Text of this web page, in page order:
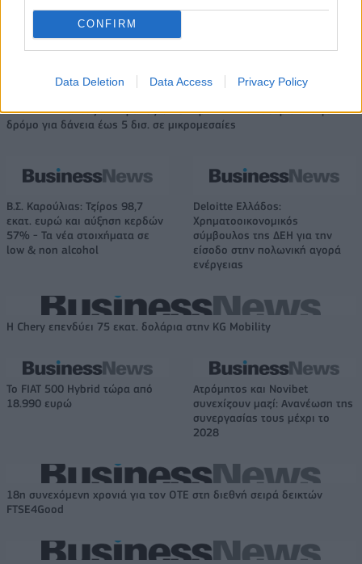
CONFIRM
Data Deletion Data Access Privacy Policy
Σασλόγλου: «Ξεχνάμε ό,τι έγινε
και προχωράμε»
ημιτελικό με τη Νορβηγία
Ελληνική Αναπτυξιακή Τράπεζα: Με «προίκα» 2 δισ. ευρώ ανοίγει
δρόμο για δάνεια έως 5 δισ. σε μικρομεσαίες
Β.Σ. Καρούλιας: Τζίρος 98,7
εκατ. ευρώ και αύξηση κερδών
57% - Τα νέα στοιχήματα σε
low & non alcohol
Deloitte Ελλάδος:
Χρηματοοικονομικός
σύμβουλος της ΔΕΗ για την
είσοδο στην πολωνική αγορά
ενέργειας
Η Chery επενδύει 75 εκατ. δολάρια στην KG Mobility
Το FIAT 500 Hybrid τώρα από
18.990 ευρώ
Ατρόμητος και Novibet
συνεχίζουν μαζί: Ανανέωση της
συνεργασίας τους μέχρι το
2028
18η συνεχόμενη χρονιά για τον ΟΤΕ στη διεθνή σειρά δεικτών
FTSE4Good